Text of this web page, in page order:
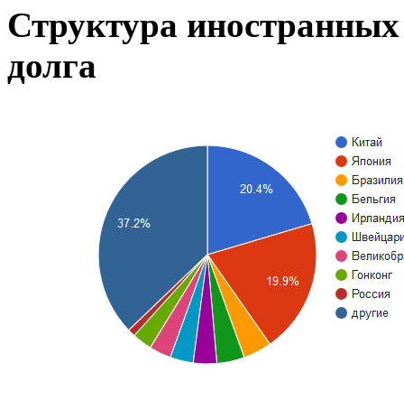
Структура
долга